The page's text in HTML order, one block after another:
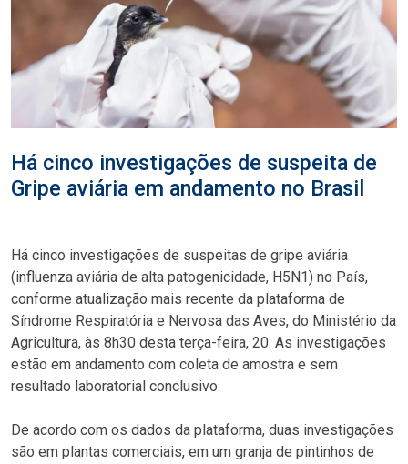
Há cinco investigações de suspeita de
Gripe aviária em andamento no Brasil
Há cinco investigações de suspeitas de gripe aviária
(influenza aviária de alta patogenicidade, H5N1) no País,
conforme atualização mais recente da plataforma de
Síndrome Respiratória e Nervosa das Aves, do Ministério da
Agricultura, às 8h30 desta terça-feira, 20. As investigações
estão em andamento com coleta de amostra e sem
resultado laboratorial conclusivo.
De acordo com os dados da plataforma, duas investigações
são em plantas comerciais, em um granja de pintinhos de